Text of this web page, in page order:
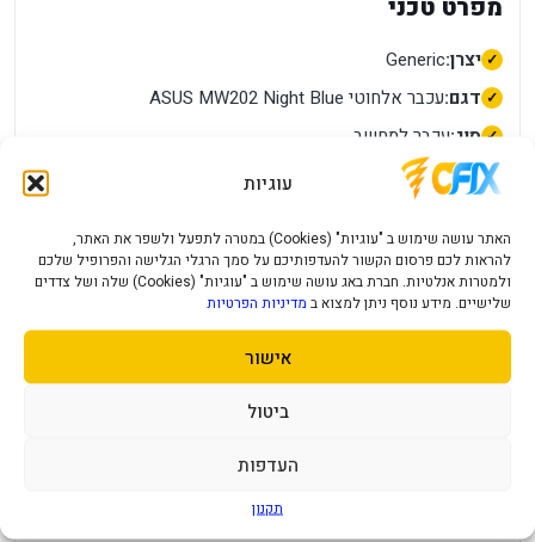
עוגיות
האתר עושה שימוש ב "עוגיות" (Cookies) במטרה לתפעל ולשפר את האתר,
להראות לכם פרסום הקשור להעדפותיכם על סמך הרגלי הגלישה והפרופיל שלכם
ולמטרות אנלטיות. חברת באג עושה שימוש ב "עוגיות" (Cookies) שלה ושל צדדים
שלישיים. מידע נוסף ניתן למצוא ב מדיניות הפרטיות
אישור
ביטול
העדפות
תקנון
מפרט טכני
יצרן:Generic
דגם:עכבר אלחוטי ASUS MW202 Night Blue
סוג:עכבר למחשב
ביצועים:
ה-DPI, זמן הסוללה והתכונות המוצהרות בעמוד: עכבר
אלחוטי ASUS MW202 Night Blue
חיבורים:מקלט USB אלחוטי או USB-C בהתאם לדגם
תכונות:גלילה, לחצנים ומבנה ארגונומי בהתאם לדגם
חשמל / סוללה: סוללה נטענת או AA/AAA בהתאם לדגם
יש להתאים לגודל כף היד ולאחיזה
תאימות:מחשב או טאבלט עם החיבור הנתמך
מה חשוב לדעת לפני הרכישה?
יש לבדוק התאמה לימין/שמאל, סוג מקלט, סוללה ותמיכת תוכנה.